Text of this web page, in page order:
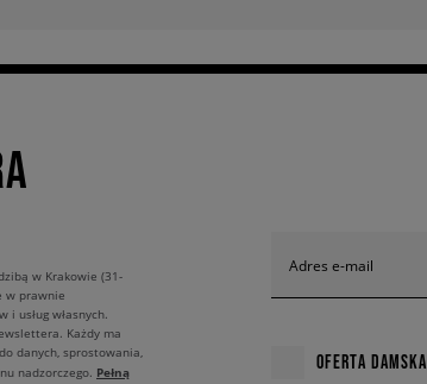
Adres e-mail
OFERTA DAMSKA
w Krakowie (31-
w prawnie
usług własnych.
Każdy ma
danych, sprostowania,
nadzorczego. Pełną